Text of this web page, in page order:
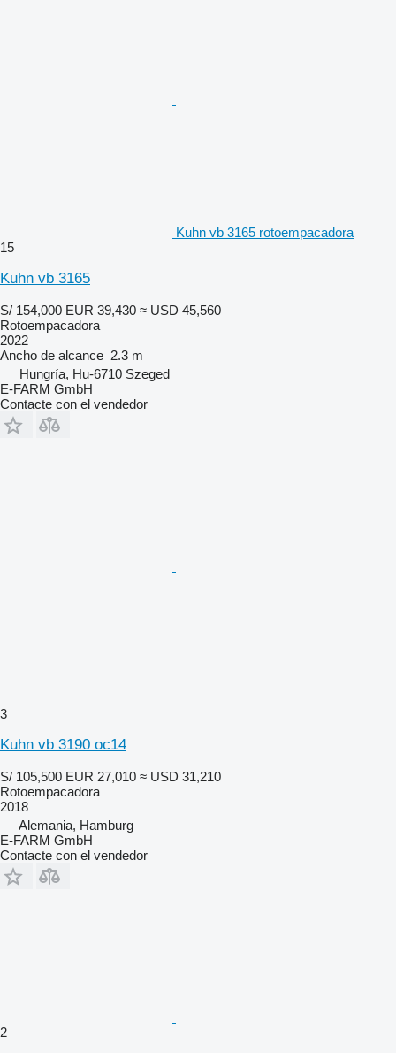
Kuhn vb 3165 rotoempacadora
15
Kuhn vb 3165
S/ 154,000 EUR 39,430 ≈ USD 45,560
Rotoempacadora
2022
Ancho de alcance 2.3 m
Hungría, Hu-6710 Szeged
E-FARM GmbH
Contacte con el vendedor
3
Kuhn vb 3190 oc14
S/ 105,500 EUR 27,010 ≈ USD 31,210
Rotoempacadora
2018
Alemania, Hamburg
E-FARM GmbH
Contacte con el vendedor
2